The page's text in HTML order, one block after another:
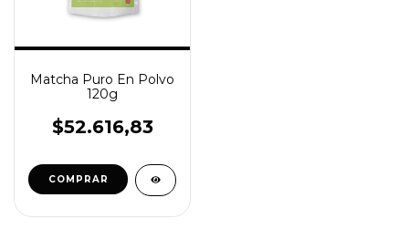
Matcha Puro En Polvo
120g
$52.616,83
COMPRAR